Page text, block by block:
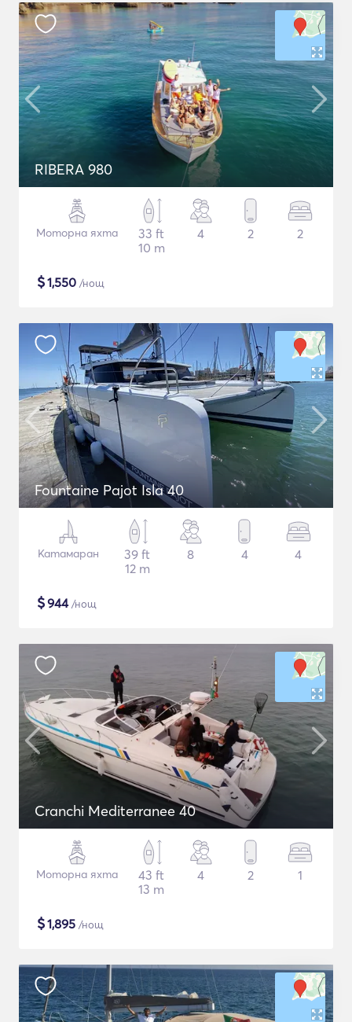
RIBERA 980
Моторна яхта
33 ft
10 m
4 2 2
$1,550 /нощ
Fountaine Pajot Isla 40
Катамаран
39 ft
12 m
8 4 4
$944/нощ
Cranchi Mediterranee 40
Моторна яхта
43 ft
13 m
4 2 1
$1,895 /нощ